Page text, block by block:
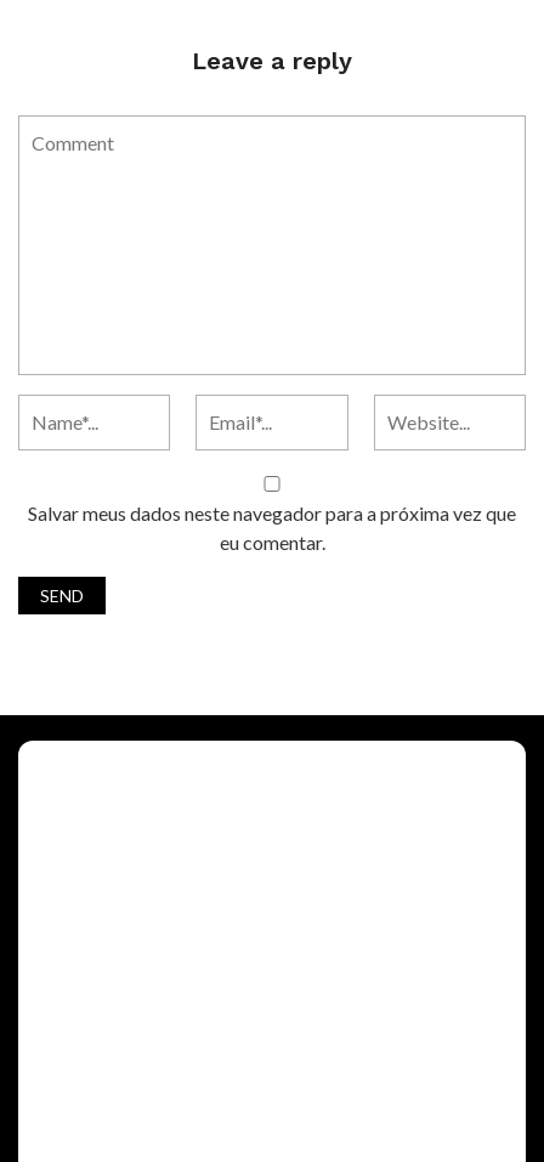
Leave a reply
Salvar meus dados neste navegador para a próxima vez que
eu comentar.